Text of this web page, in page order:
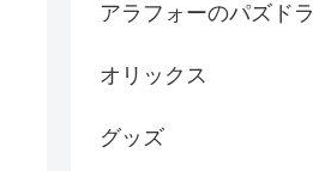
アラフォーのパズドラ
オリックス
グッズ